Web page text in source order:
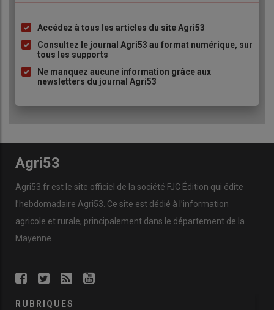
Liste
à
puce
Accédez à tous les articles du site Agri53
Consultez le journal Agri53 au format numérique, sur
tous les supports
Ne manquez aucune information grâce aux
newsletters du journal Agri53
Agri53
Agri53.fr est le site officiel de la société FJC Édition qui édite
l’hebdomadaire Agri53. Ce site est dédié à l’information
agricole et rurale, principalement dans le département de la
Mayenne.
RUBRIQUES